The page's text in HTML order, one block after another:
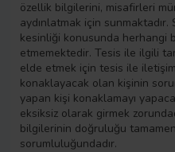
özellik bilgilerini, misafirleri
aydınlatmak için
kesinliği konusunda herhangi
etmemektedir. Tesis ile ilgili
elde etmek için tesis ile
konaklayacak olan kişinin
yapan kişi konaklamayı
eksiksiz olarak girmek
bilgilerinin doğruluğu
sorumluluğundadır.